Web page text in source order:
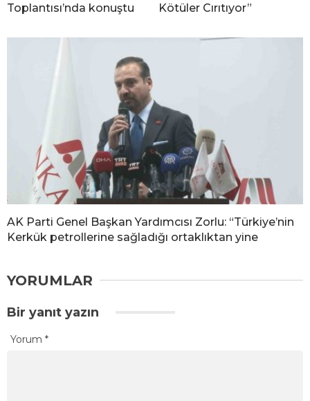
Toplantısı’nda konuştu
Kötüler Cırıtıyor”
AK Parti Genel Başkan Yardımcısı Zorlu: “Türkiye’nin
Kerkük petrollerine sağladığı ortaklıktan yine
YORUMLAR
Bir yanıt yazın
Yorum *